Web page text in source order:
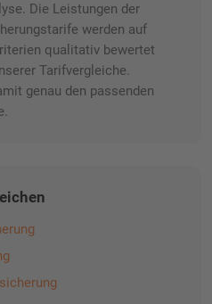
Die Leistungen der
werden auf
qualitativ bewertet
Tarifvergleiche.
genau den passenden